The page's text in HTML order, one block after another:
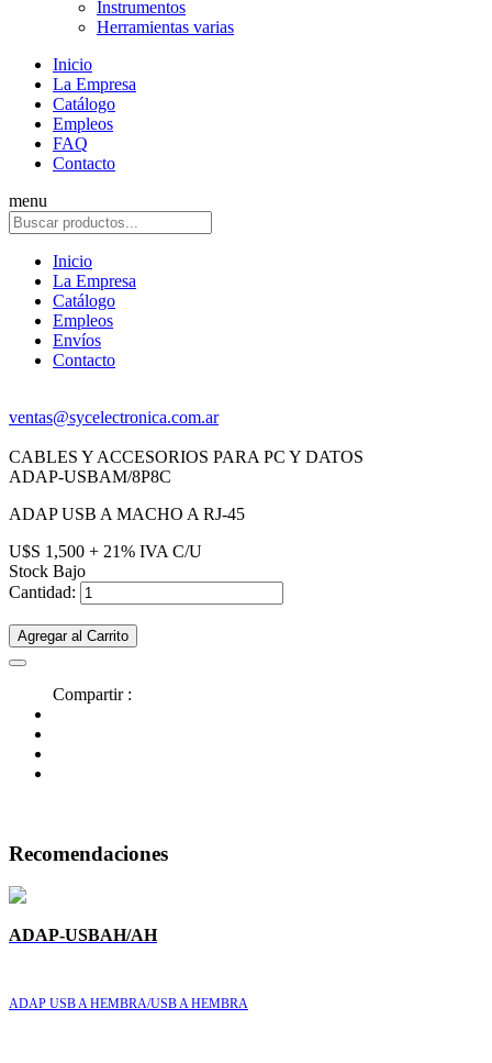
Instrumentos
Herramientas varias
Inicio
La Empresa
Catálogo
Empleos
FAQ
Contacto
menu
Inicio
La Empresa
Catálogo
Empleos
Envíos
Contacto
ventas@sycelectronica.com.ar
CABLES Y ACCESORIOS PARA PC Y DATOS
ADAP-USBAM/8P8C
ADAP USB A MACHO A RJ-45
U$S 1,500 + 21% IVA C/U
Stock Bajo
Cantidad:
Agregar al Carrito
Compartir :
Recomendaciones
ADAP-USBAH/AH
ADAP USB A HEMBRA/USB A HEMBRA